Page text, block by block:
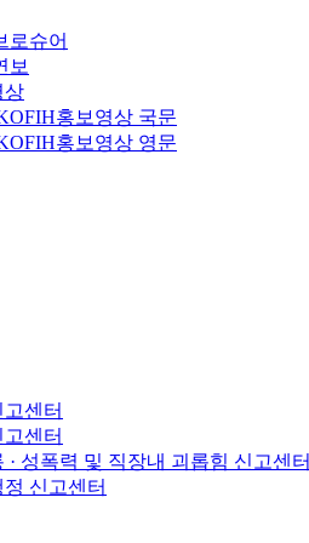
로슈어
보
상
홍보영상 국문
홍보영상 영문
센터
센터
· 성폭력 및 직장내 괴롭힘 신고센터
신고센터